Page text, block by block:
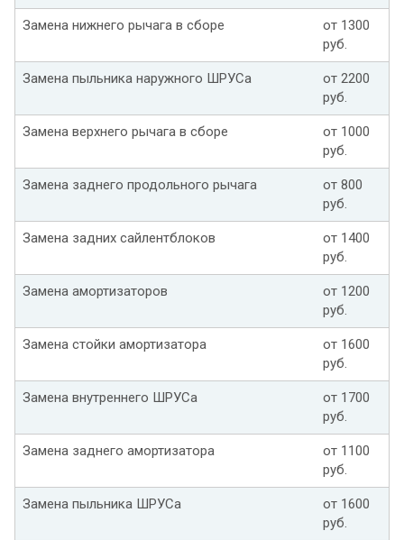
Замена нижнего рычага в сборе
от 1300
руб.
Замена пыльника наружного ШРУСа
от 2200
руб.
Замена верхнего рычага в сборе
от 1000
руб.
Замена заднего продольного рычага
от 800
руб.
Замена задних сайлентблоков
от 1400
руб.
Замена амортизаторов
от 1200
руб.
Замена стойки амортизатора
от 1600
руб.
Замена внутреннего ШРУСа
от 1700
руб.
Замена заднего амортизатора
от 1100
руб.
Замена пыльника ШРУСа
от 1600
руб.